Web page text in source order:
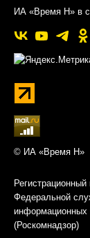
ИА «Время Н» в
© ИА «Время Н»
Федеральной
информационных
(Роскомнадзор)